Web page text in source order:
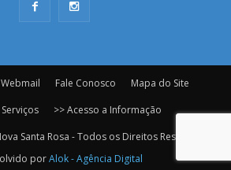
Webmail Fale Conosco
Mapa do Site
>> Acesso a Informação
Santa Rosa - Todos os Direitos Reservados.
porAlok - Agência Digital